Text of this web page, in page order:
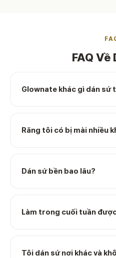
FAQ Về
Glownate khác gì dán sứ
Răng tôi có bị mài nhiều
Dán sứ bền bao lâu?
Làm trong cuối tuần
Tôi dán sứ nơi khác và